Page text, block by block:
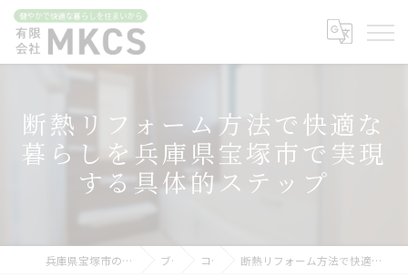
断熱リフォーム方法で快適な
暮らしを兵庫県宝塚市で実現
する具体的ステップ
兵庫県宝塚市のリフォームなら有限会社MKCS ブログ コラム 断熱リフォーム方法で快適な暮らしを兵庫県宝塚市で実現する具体的ステップ